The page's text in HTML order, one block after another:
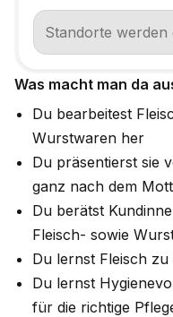
Was macht man da
Du bearbeitest
Wurstwaren her
Du präsentierst sie
ganz nach dem
Du berätst
Fleisch- sowie
Du lernst Fleisch
Du lernst
für die richtige